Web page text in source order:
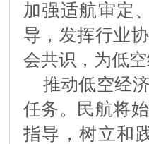
加强适航审定
导，发挥行业
会共识，为低
推动低空经
任务。民航将
指导，树立和